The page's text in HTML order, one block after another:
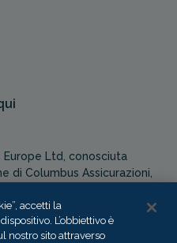
Europe Ltd, conosciuta
di Columbus Assicurazioni,
(Distribution Act
Assicurazioni è soggetta
accetti la
L’obbiettivo è
nostro sito attraverso